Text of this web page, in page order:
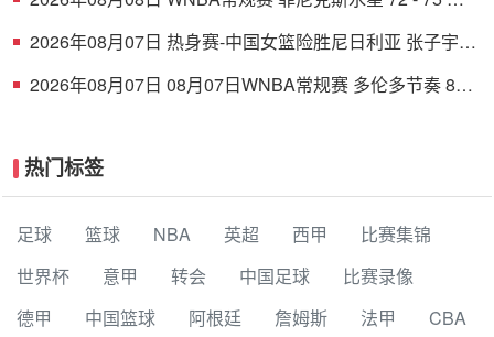
2026年08月07日 热身赛-中国女篮险胜尼日利亚 张子宇
2026年08月07日 08月07日WNBA常规赛 多伦多节奏 83 -
热门标签
足球 篮球 NBA 英超 西甲
比赛集锦
世界杯
意甲 转会 中国足球
比赛录像
德甲
中国篮球 阿根廷 詹姆斯 法甲
CBA